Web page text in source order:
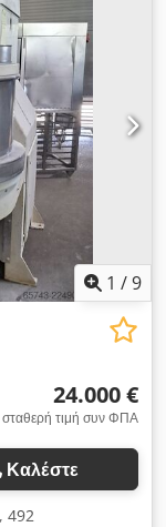
1 /9
24.000 €
σταθερή τιμή συν ΦΠΑ
Καλέστε
, 492